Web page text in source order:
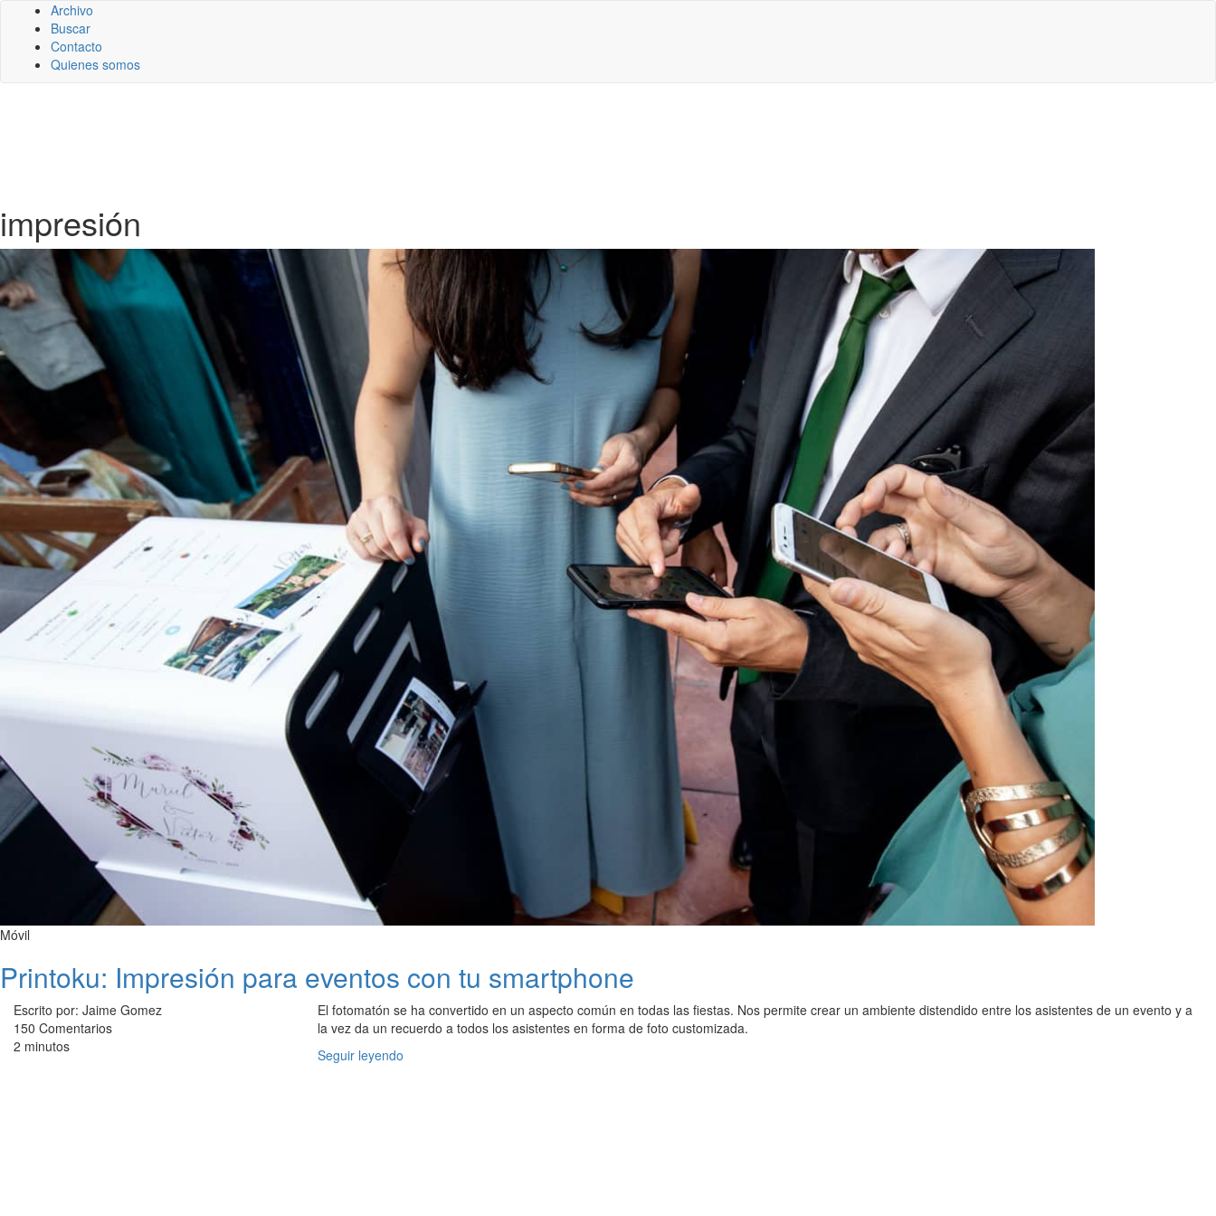
Archivo
Buscar
Contacto
Quienes somos
impresión
Móvil
Printoku: Impresión para eventos con tu smartphone
Escrito por: Jaime Gomez
150 Comentarios
2 minutos
El fotomatón se ha convertido en un aspecto común en todas las fiestas. Nos permite crear un ambiente distendido entre los asistentes de un evento y a
la vez da un recuerdo a todos los asistentes en forma de foto customizada.
Seguir leyendo